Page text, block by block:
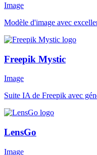
Image
Modèle d'image avec
Freepik Mystic
Image
Suite IA de Freepik avec
LensGo
Image